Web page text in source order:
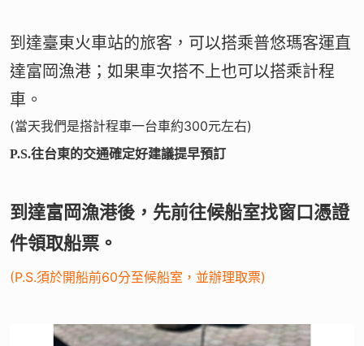
到達臺東火車站的旅客，可以搭乘普悠瑪客運直
達富岡漁港；如果車次搭不上也可以搭乘計程
車。
(當天我們是搭計程車一台車約300元左右)
P.S.往台東的交通確定好建議提早預訂
到達富岡漁港後，先前往候船室找窗口憑證
件領取船票。
(P.S.須於開船前60分至候船室，並辦理取票)